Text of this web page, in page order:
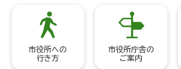
市役所への
行き方
市役所庁舎の
ご案内